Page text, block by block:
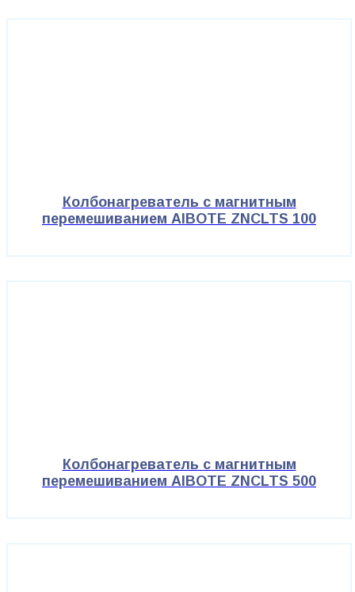
Колбонагреватель с магнитным
перемешиванием AIBOTE ZNCLTS 100
Колбонагреватель с магнитным
перемешиванием AIBOTE ZNCLTS 500